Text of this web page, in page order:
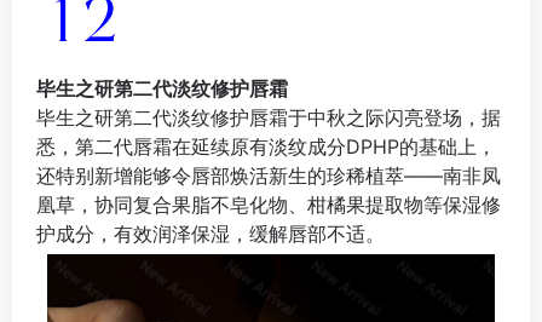
毕生之研第二代淡纹修护唇霜
毕生之研第二代淡纹修护唇霜于中秋之际闪亮登场，据
悉，第二代唇霜在延续原有淡纹成分DPHP的基础上，
还特别新增能够令唇部焕活新生的珍稀植萃——南非凤
凰草，协同复合果脂不皂化物、柑橘果提取物等保湿修
护成分，有效润泽保湿，缓解唇部不适。